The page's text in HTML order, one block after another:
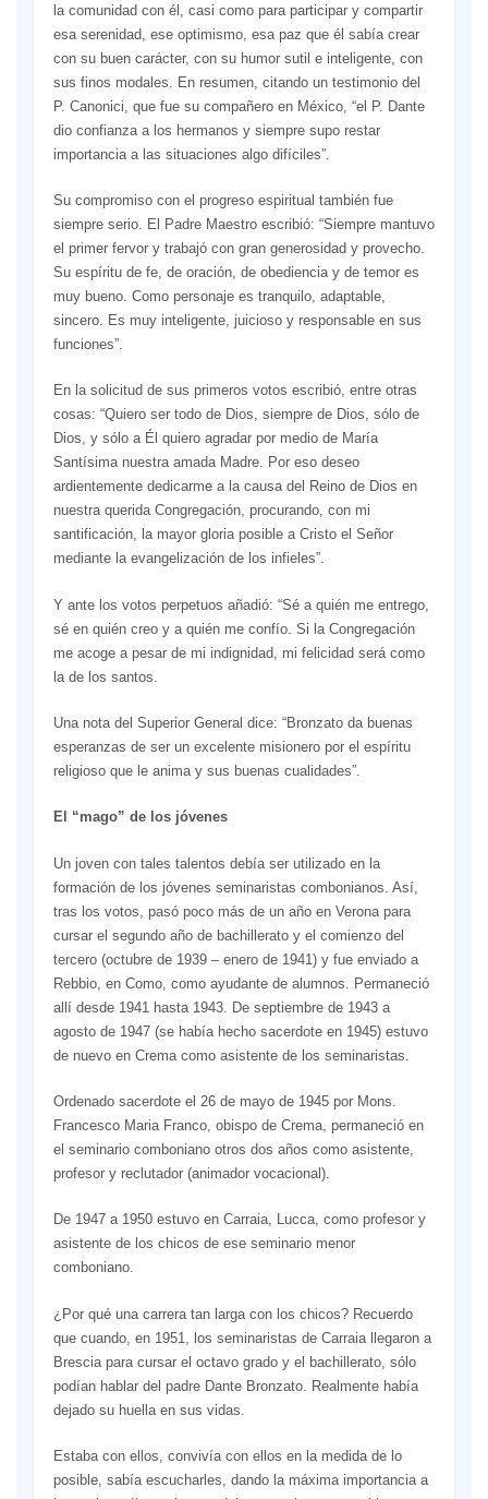
la comunidad con él, casi como para participar y compartir
esa serenidad, ese optimismo, esa paz que él sabía crear
con su buen carácter, con su humor sutil e inteligente, con
sus finos modales. En resumen, citando un testimonio del
P. Canonici, que fue su compañero en México, “el P. Dante
dio confianza a los hermanos y siempre supo restar
importancia a las situaciones algo difíciles”.
Su compromiso con el progreso espiritual también fue
siempre serio. El Padre Maestro escribió: “Siempre mantuvo
el primer fervor y trabajó con gran generosidad y provecho.
Su espíritu de fe, de oración, de obediencia y de temor es
muy bueno. Como personaje es tranquilo, adaptable,
sincero. Es muy inteligente, juicioso y responsable en sus
funciones”.
En la solicitud de sus primeros votos escribió, entre otras
cosas: “Quiero ser todo de Dios, siempre de Dios, sólo de
Dios, y sólo a Él quiero agradar por medio de María
Santísima nuestra amada Madre. Por eso deseo
ardientemente dedicarme a la causa del Reino de Dios en
nuestra querida Congregación, procurando, con mi
santificación, la mayor gloria posible a Cristo el Señor
mediante la evangelización de los infieles”.
Y ante los votos perpetuos añadió: “Sé a quién me entrego,
sé en quién creo y a quién me confío. Si la Congregación
me acoge a pesar de mi indignidad, mi felicidad será como
la de los santos.
Una nota del Superior General dice: “Bronzato da buenas
esperanzas de ser un excelente misionero por el espíritu
religioso que le anima y sus buenas cualidades”.
El “mago” de los jóvenes
Un joven con tales talentos debía ser utilizado en la
formación de los jóvenes seminaristas combonianos. Así,
tras los votos, pasó poco más de un año en Verona para
cursar el segundo año de bachillerato y el comienzo del
tercero (octubre de 1939 – enero de 1941) y fue enviado a
Rebbio, en Como, como ayudante de alumnos. Permaneció
allí desde 1941 hasta 1943. De septiembre de 1943 a
agosto de 1947 (se había hecho sacerdote en 1945) estuvo
de nuevo en Crema como asistente de los seminaristas.
Ordenado sacerdote el 26 de mayo de 1945 por Mons.
Francesco Maria Franco, obispo de Crema, permaneció en
el seminario comboniano otros dos años como asistente,
profesor y reclutador (animador vocacional).
De 1947 a 1950 estuvo en Carraia, Lucca, como profesor y
asistente de los chicos de ese seminario menor
comboniano.
¿Por qué una carrera tan larga con los chicos? Recuerdo
que cuando, en 1951, los seminaristas de Carraia llegaron a
Brescia para cursar el octavo grado y el bachillerato, sólo
podían hablar del padre Dante Bronzato. Realmente había
dejado su huella en sus vidas.
Estaba con ellos, convivía con ellos en la medida de lo
posible, sabía escucharles, dando la máxima importancia a